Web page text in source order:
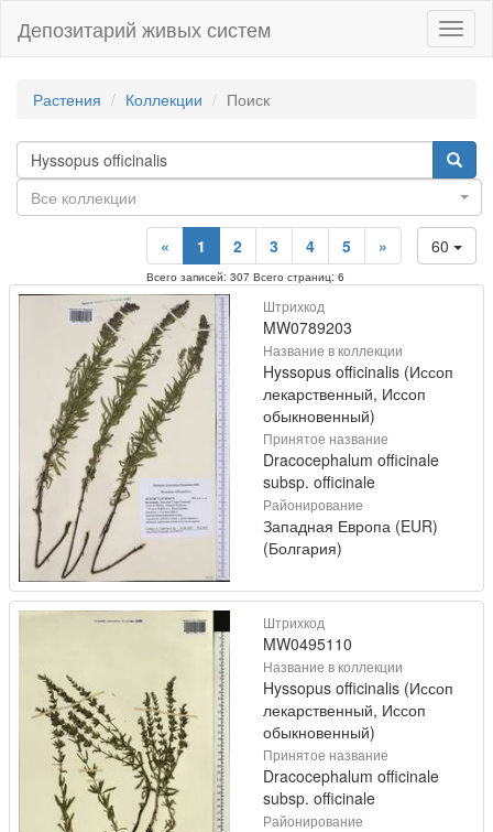
Депозитарий живых систем
Растения Коллекции Поиск
Все коллекции
60
« 1 2 3 4 5 »
Всего записей: 307 Всего страниц: 6
Штрихкод
MW0789203
Название в коллекции
Hyssopus officinalis (Иссоп
лекарственный, Иссоп
обыкновенный)
Принятое название
Dracocephalum officinale
subsp. officinale
Районирование
Западная Европа (EUR)
(Болгария)
Штрихкод
MW0495110
Название в коллекции
Hyssopus officinalis (Иссоп
лекарственный, Иссоп
обыкновенный)
Принятое название
Dracocephalum officinale
subsp. officinale
Районирование